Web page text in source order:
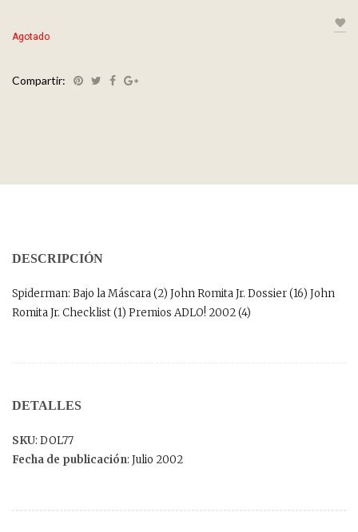
Agotado
Compartir:
DESCRIPCIÓN
Spiderman: Bajo la Máscara (2) John Romita Jr. Dossier (16) John
Romita Jr. Checklist (1) Premios ADLO! 2002 (4)
DETALLES
SKU: DOL77
Fecha de publicación: Julio 2002